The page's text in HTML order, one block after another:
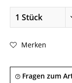
Merken
Fragen zum